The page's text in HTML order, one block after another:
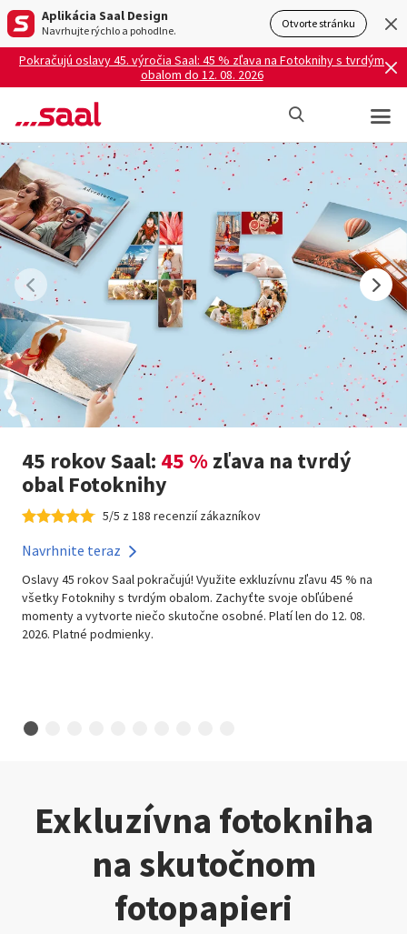
Aplikácia Saal Design
Navrhujte rýchlo a pohodlne. Otvorte stránku
Pokračujú oslavy 45. výročia Saal: 45 % zľava na Fotoknihy s tvrdým
obalom do 12. 08. 2026
45 rokov Saal: 45 %zľava na tvrdý
obal Fotoknihy
Navrhnite teraz
Oslavy 45 rokov Saal pokračujú! Využite exkluzívnu zľavu 45 % na
všetky Fotoknihy s tvrdým obalom. Zachyťte svoje obľúbené
momenty a vytvorte niečo skutočne osobné. Platí len do 12. 08.
2026. Platné podmienky.
5/5 z 188 recenzií zákazníkov
Exkluzívna fotokniha
na skutočnom
fotopapieri